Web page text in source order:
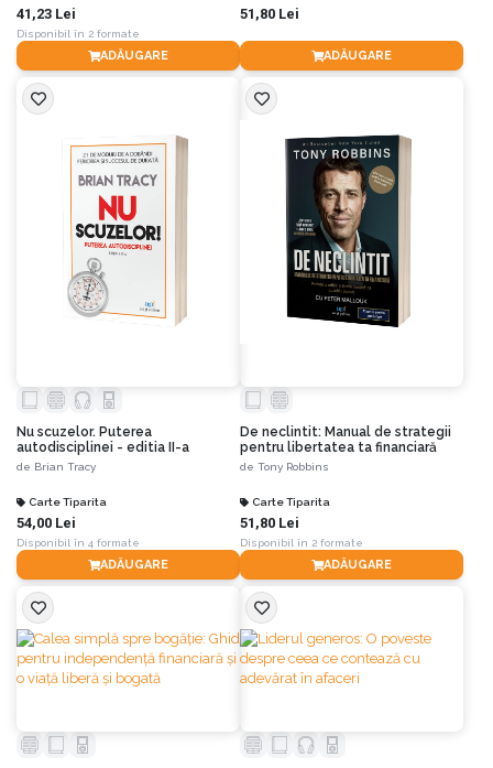
41,23 Lei
Disponibil în 2 formate
ADĂUGARE
51,80 Lei
ADĂUGARE
Nu scuzelor. Puterea
autodisciplinei - editia II-a
de Brian Tracy
Carte Tiparita
54,00 Lei
Disponibil în 4 formate
ADĂUGARE
De neclintit: Manual de strategii
pentru libertatea ta financiară
de Tony Robbins
Carte Tiparita
51,80 Lei
Disponibil în 2 formate
ADĂUGARE